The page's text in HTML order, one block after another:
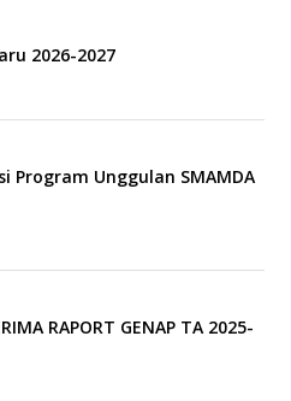
2026-2027
Program Unggulan SMAMDA
RAPORT GENAP TA 2025-